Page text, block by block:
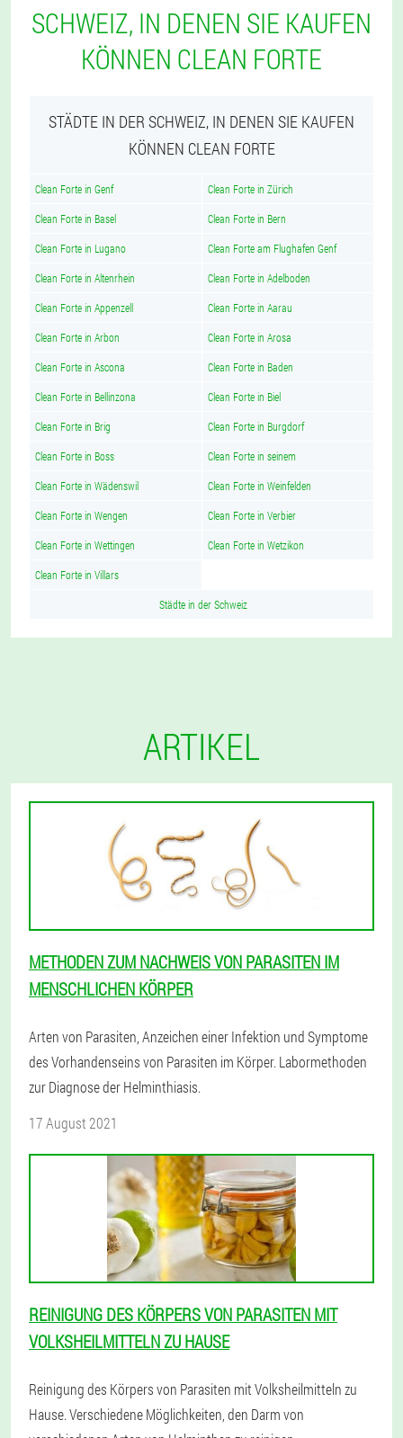
SCHWEIZ, IN DENEN SIE KAUFEN
KÖNNEN CLEAN FORTE
STÄDTE IN DER SCHWEIZ, IN DENEN SIE KAUFEN
KÖNNEN CLEAN FORTE
Clean Forte in Genf Clean Forte in Zürich
Clean Forte in Basel Clean Forte in Bern
Clean Forte in Lugano Clean Forte am Flughafen Genf
Clean Forte in Altenrhein Clean Forte in Adelboden
Clean Forte in Appenzell Clean Forte in Aarau
Clean Forte in Arbon Clean Forte in Arosa
Clean Forte in Ascona Clean Forte in Baden
Clean Forte in Bellinzona Clean Forte in Biel
Clean Forte in Brig Clean Forte in Burgdorf
Clean Forte in Boss Clean Forte in seinem
Clean Forte in Wädenswil Clean Forte in Weinfelden
Clean Forte in Wengen Clean Forte in Verbier
Clean Forte in Wettingen Clean Forte in Wetzikon
Clean Forte in Villars
Städte in der Schweiz
ARTIKEL
METHODEN ZUM NACHWEIS VON PARASITEN IM
MENSCHLICHEN KÖRPER
Arten von Parasiten, Anzeichen einer Infektion und Symptome
des Vorhandenseins von Parasiten im Körper. Labormethoden
zur Diagnose der Helminthiasis.
17 August 2021
REINIGUNG DES KÖRPERS VON PARASITEN MIT
VOLKSHEILMITTELN ZU HAUSE
Reinigung des Körpers von Parasiten mit Volksheilmitteln zu
Hause. Verschiedene Möglichkeiten, den Darm von